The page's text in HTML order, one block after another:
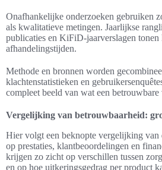
Onafhankelijke onderzoeken gebruiken
als kwalitatieve metingen. Jaarlijkse
publicaties en KiFiD-jaarverslagen tonen
afhandelingstijden.
Methode en bronnen worden
klachtenstatistieken en
compleet beeld van wat een betrouwbare
Vergelijking van betrouwbaarheid:
Hier volgt een beknopte vergelijking van
op prestaties, klantbeoordelingen en
krijgen zo zicht op verschillen tussen
en op hoe uitkeringsgedrag per product